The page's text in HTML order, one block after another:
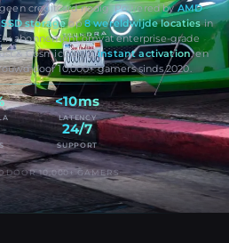
creditcard nodig. Powered byAMD
storageop8 wereldwijde locatiesin
abonnement omvat enterprise-grade
& CosmicGuard,instant activation, en
door 10,000+ gamers sinds 2020.
<10ms
LATENCY
24/7
SUPPORT
DOOR 10,000+ GAMERS